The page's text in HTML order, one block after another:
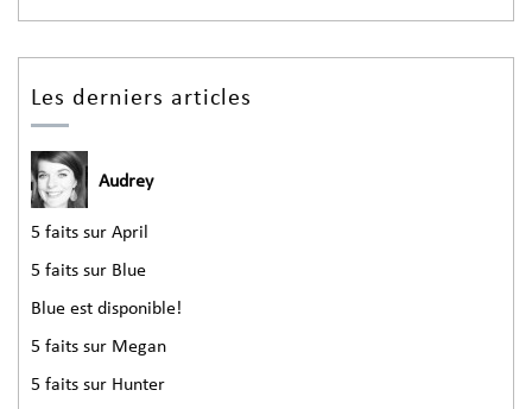
Les derniers articles
Audrey
5 faits sur April
5 faits sur Blue
Blue est disponible!
5 faits sur Megan
5 faits sur Hunter